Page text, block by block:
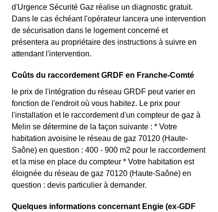
d'Urgence Sécurité Gaz réalise un diagnostic gratuit.
Dans le cas échéant l'opérateur lancera une intervention
de sécurisation dans le logement concerné et
présentera au propriétaire des instructions à suivre en
attendant l'intervention.
Coûts du raccordement GRDF en Franche-Comté
le prix de l'intégration du réseau GRDF peut varier en
fonction de l'endroit où vous habitez. Le prix pour
l'installation et le raccordement d'un compteur de gaz à
Melin se détermine de la façon suivante : * Votre
habitation avoisine le réseau de gaz 70120 (Haute-
Saône) en question : 400 - 900 m2 pour le raccordement
et la mise en place du compteur * Votre habitation est
éloignée du réseau de gaz 70120 (Haute-Saône) en
question : devis particulier à demander.
Quelques informations concernant Engie (ex-GDF